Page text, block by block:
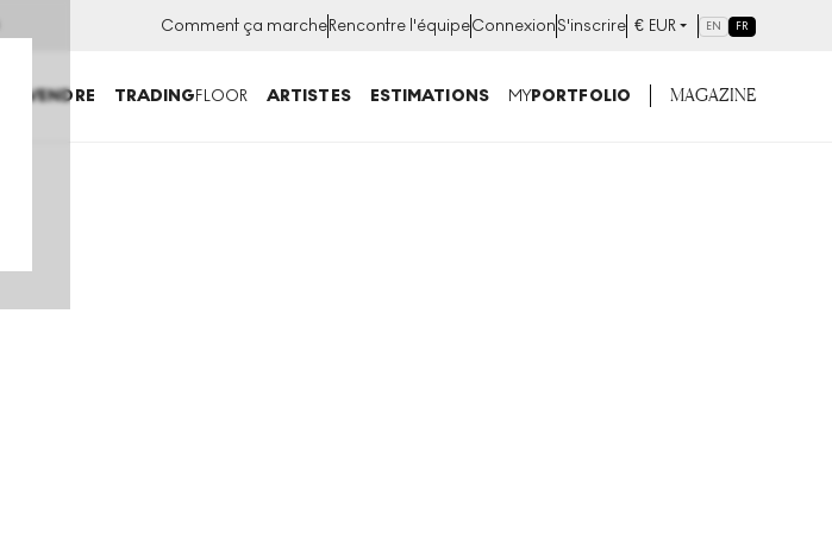
Comment ça marcheRencontre l'équipeConnexionS'inscrire € EUR EN FR
VENDRE TRADINGFLOOR ARTISTES ESTIMATIONS MYPORTFOLIO MAGAZINE